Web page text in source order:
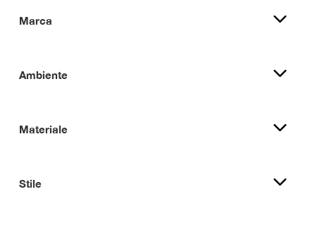
Marca
Ambiente
Materiale
Stile